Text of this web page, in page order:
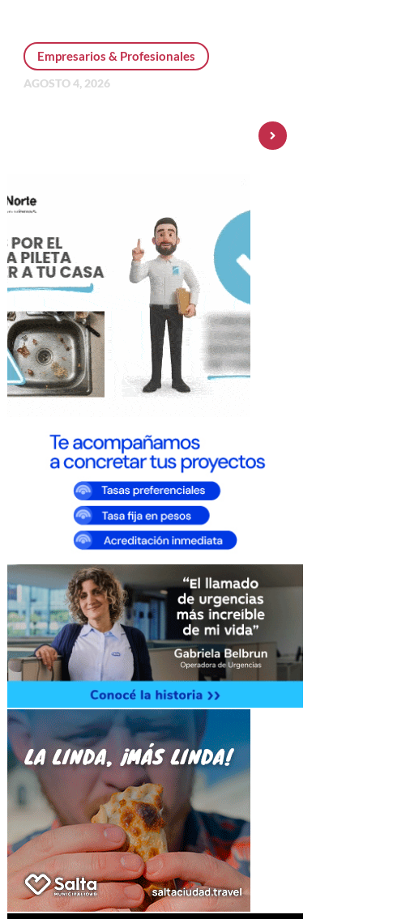
Empresarios & Profesionales
AGOSTO 4, 2026